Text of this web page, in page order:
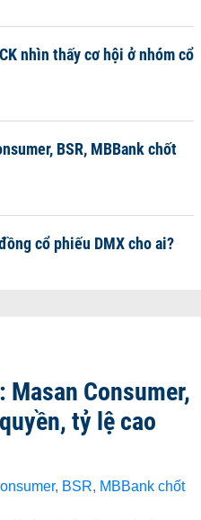
nhìn thấy cơ hội ở nhóm cổ
BSR, MBBank chốt
cổ phiếu DMX cho ai?
Consumer,
tỷ lệ cao